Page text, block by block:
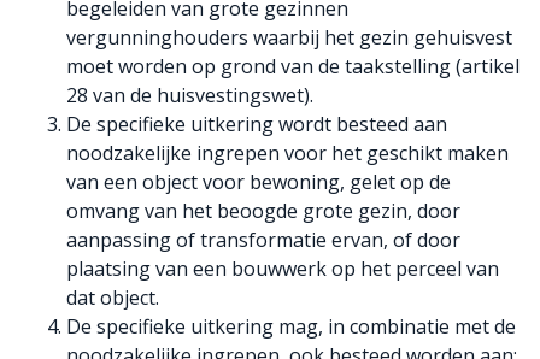
begeleiden van grote gezinnen
vergunninghouders waarbij het gezin gehuisvest
moet worden op grond van de taakstelling (artikel
28 van de huisvestingswet).
De specifieke uitkering wordt besteed aan
noodzakelijke ingrepen voor het geschikt maken
van een object voor bewoning, gelet op de
omvang van het beoogde grote gezin, door
aanpassing of transformatie ervan, of door
plaatsing van een bouwwerk op het perceel van
dat object.
De specifieke uitkering mag, in combinatie met de